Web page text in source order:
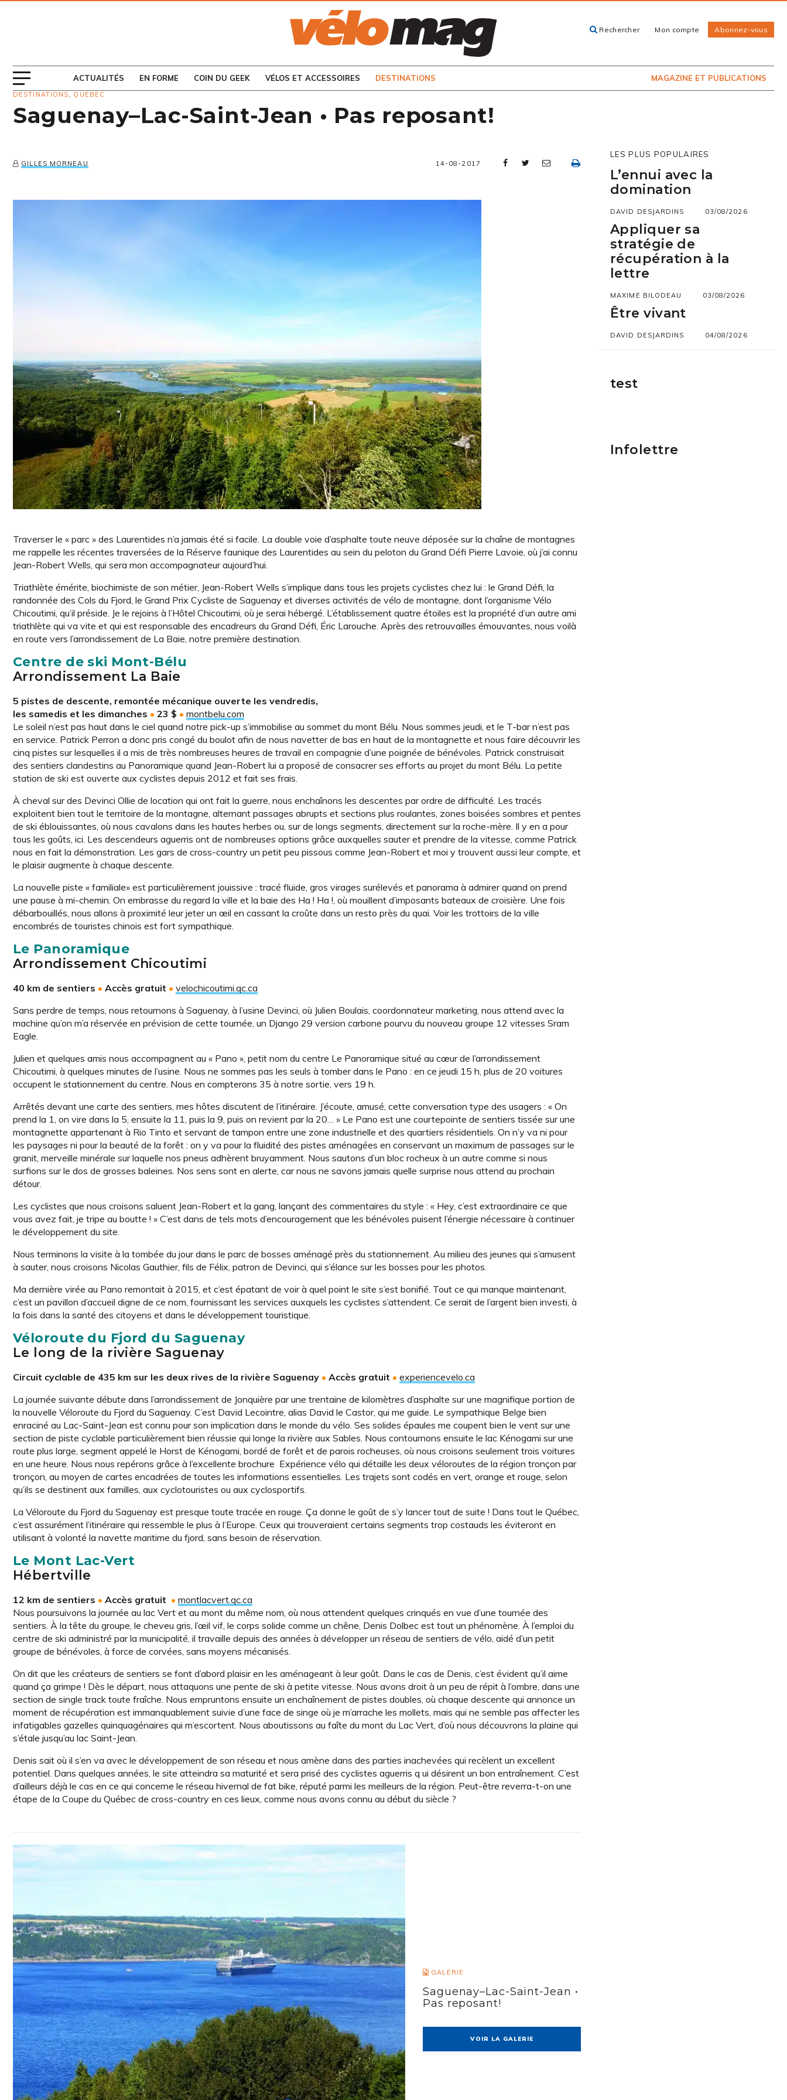
Rechercher Mon compte Abonnez-vous
ACTUALITÉS EN FORME COIN DU GEEK VÉLOS ET ACCESSOIRES DESTINATIONS MAGAZINE ET PUBLICATIONS
CONSULTEZ LES
EN KIOSQUE
DESTINATIONS, QUÉBEC
Saguenay–Lac-Saint-Jean • Pas reposant!
GILLES MORNEAU 14-08-2017
Traverser le « parc » des Laurentides n’a jamais été si facile. La double voie d’asphalte toute neuve déposée sur la chaîne de montagnes
me rappelle les récentes traversées de la Réserve faunique des Laurentides au sein du peloton du Grand Défi Pierre Lavoie, où j’ai connu
Jean-Robert Wells, qui sera mon accompagnateur aujourd’hui.
Triathlète émérite, biochimiste de son métier, Jean-Robert Wells s’implique dans tous les projets cyclistes chez lui : le Grand Défi, la
randonnée des Cols du Fjord, le Grand Prix Cycliste de Saguenay et diverses activités de vélo de montagne, dont l’organisme Vélo
Chicoutimi, qu’il préside. Je le rejoins à l’Hôtel Chicoutimi, où je serai hébergé. L’établissement quatre étoiles est la propriété d’un autre ami
triathlète qui va vite et qui est responsable des encadreurs du Grand Défi, Éric Larouche. Après des retrouvailles émouvantes, nous voilà
en route vers l’arrondissement de La Baie, notre première destination.
Centre de ski Mont-Bélu
Arrondissement La Baie
5 pistes de descente, remontée mécanique ouverte les vendredis,
les samedis et les dimanches • 23 $ • montbelu.com
Le soleil n’est pas haut dans le ciel quand notre pick-up s’immobilise au sommet du mont Bélu. Nous sommes jeudi, et le T-bar n’est pas
en service. Patrick Perron a donc pris congé du boulot afin de nous navetter de bas en haut de la montagnette et nous faire découvrir les
cinq pistes sur lesquelles il a mis de très nombreuses heures de travail en compagnie d’une poignée de bénévoles. Patrick construisait
des sentiers clandestins au Panoramique quand Jean-Robert lui a proposé de consacrer ses efforts au projet du mont Bélu. La petite
station de ski est ouverte aux cyclistes depuis 2012 et fait ses frais.
À cheval sur des Devinci Ollie de location qui ont fait la guerre, nous enchaînons les descentes par ordre de difficulté. Les tracés
exploitent bien tout le territoire de la montagne, alternant passages abrupts et sections plus roulantes, zones boisées sombres et pentes
de ski éblouissantes, où nous cavalons dans les hautes herbes ou, sur de longs segments, directement sur la roche-mère. Il y en a pour
tous les goûts, ici. Les descendeurs aguerris ont de nombreuses options grâce auxquelles sauter et prendre de la vitesse, comme Patrick
nous en fait la démonstration. Les gars de cross-country un petit peu pissous comme Jean-Robert et moi y trouvent aussi leur compte, et
le plaisir augmente à chaque descente.
La nouvelle piste « familiale» est particulièrement jouissive : tracé fluide, gros virages surélevés et panorama à admirer quand on prend
une pause à mi-chemin. On embrasse du regard la ville et la baie des Ha ! Ha !, où mouillent d’imposants bateaux de croisière. Une fois
débarbouillés, nous allons à proximité leur jeter un œil en cassant la croûte dans un resto près du quai. Voir les trottoirs de la ville
encombrés de touristes chinois est fort sympathique.
Le Panoramique
Arrondissement Chicoutimi
40 km de sentiers • Accès gratuit • velochicoutimi.qc.ca
Sans perdre de temps, nous retournons à Saguenay, à l’usine Devinci, où Julien Boulais, coordonnateur marketing, nous attend avec la
machine qu’on m’a réservée en prévision de cette tournée, un Django 29 version carbone pourvu du nouveau groupe 12 vitesses Sram
Eagle.
Julien et quelques amis nous accompagnent au « Pano », petit nom du centre Le Panoramique situé au cœur de l’arrondissement
Chicoutimi, à quelques minutes de l’usine. Nous ne sommes pas les seuls à tomber dans le Pano : en ce jeudi 15 h, plus de 20 voitures
occupent le stationnement du centre. Nous en compterons 35 à notre sortie, vers 19 h.
Arrêtés devant une carte des sentiers, mes hôtes discutent de l’itinéraire. J’écoute, amusé, cette conversation type des usagers : « On
prend la 1, on vire dans la 5, ensuite la 11, puis la 9, puis on revient par la 20… » Le Pano est une courtepointe de sentiers tissée sur une
montagnette appartenant à Rio Tinto et servant de tampon entre une zone industrielle et des quartiers résidentiels. On n’y va ni pour
les paysages ni pour la beauté de la forêt : on y va pour la fluidité des pistes aménagées en conservant un maximum de passages sur le
granit, merveille minérale sur laquelle nos pneus adhèrent bruyamment. Nous sautons d’un bloc rocheux à un autre comme si nous
surfions sur le dos de grosses baleines. Nos sens sont en alerte, car nous ne savons jamais quelle surprise nous attend au prochain
détour.
Les cyclistes que nous croisons saluent Jean-Robert et la gang, lançant des commentaires du style : « Hey, c’est extraordinaire ce que
vous avez fait, je tripe au boutte ! » C’est dans de tels mots d’encouragement que les bénévoles puisent l’énergie nécessaire à continuer
le développement du site.
Nous terminons la visite à la tombée du jour dans le parc de bosses aménagé près du stationnement. Au milieu des jeunes qui s’amusent
à sauter, nous croisons Nicolas Gauthier, fils de Félix, patron de Devinci, qui s’élance sur les bosses pour les photos.
Ma dernière virée au Pano remontait à 2015, et c’est épatant de voir à quel point le site s’est bonifié. Tout ce qui manque maintenant,
c’est un pavillon d’accueil digne de ce nom, fournissant les services auxquels les cyclistes s’attendent. Ce serait de l’argent bien investi, à
la fois dans la santé des citoyens et dans le développement touristique.
Véloroute du Fjord du Saguenay
Le long de la rivière Saguenay
Circuit cyclable de 435 km sur les deux rives de la rivière Saguenay • Accès gratuit • experiencevelo.ca
La journée suivante débute dans l’arrondissement de Jonquière par une trentaine de kilomètres d’asphalte sur une magnifique portion de
la nouvelle Véloroute du Fjord du Saguenay. C’est ­David Lecointre, alias David le Castor, qui me guide. Le sympathique Belge bien
enraciné au Lac-Saint-Jean est connu pour son implication dans le monde du vélo. Ses solides épaules me coupent bien le vent sur une
section de piste cyclable particulièrement bien réussie qui longe la rivière aux Sables. Nous contournons ensuite le lac Kénogami sur une
route plus large, segment appelé le Horst de Kénogami, bordé de forêt et de parois rocheuses, où nous croisons seulement trois voitures
en une heure. Nous nous repérons grâce à l’excellente brochure Expérience vélo qui détaille les deux véloroutes de la région tronçon par
tronçon, au moyen de cartes encadrées de toutes les informations essentielles. Les trajets sont codés en vert, orange et rouge, selon
qu’ils se destinent aux familles, aux cyclotouristes ou aux cyclosportifs.
La Véloroute du Fjord du Saguenay est presque toute tracée en rouge. Ça donne le goût de s’y lancer tout de suite ! Dans tout le Québec,
c’est assurément l’itinéraire qui ressemble le plus à l’Europe. Ceux qui trouveraient certains segments trop costauds les éviteront en
utilisant à volonté la navette maritime du fjord, sans besoin de réservation.
Le Mont Lac-Vert
Hébertville
12 km de sentiers • Accès gratuit • montlacvert.qc.ca
Nous poursuivons la journée au lac Vert et au mont du même nom, où nous attendent quelques crinqués en vue d’une tournée des
sentiers. À la tête du groupe, le cheveu gris, l’œil vif, le corps solide comme un chêne, Denis Dolbec est tout un phénomène. À l’emploi du
centre de ski administré par la municipalité, il travaille depuis des années à développer un réseau de sentiers de vélo, aidé d’un petit
groupe de bénévoles, à force de corvées, sans moyens mécanisés.
On dit que les créateurs de sentiers se font d’abord plaisir en les aménageant à leur goût. Dans le cas de Denis, c’est évident qu’il aime
quand ça grimpe ! Dès le départ, nous attaquons une pente de ski à petite vitesse. Nous avons droit à un peu de répit à l’ombre, dans une
section de single track toute fraîche. Nous empruntons ensuite un enchaînement de pistes doubles, où chaque descente qui annonce un
moment de récupération est immanquablement suivie d’une face de singe où je m’arrache les mollets, mais qui ne semble pas affecter les
infatigables gazelles quinquagénaires qui m’escortent. Nous aboutissons au faîte du mont du Lac Vert, d’où nous découvrons la plaine qui
s’étale jusqu’au lac Saint-Jean.
Denis sait où il s’en va avec le développement de son réseau et nous amène dans des parties inachevées qui recèlent un excellent
potentiel. Dans quelques années, le site atteindra sa maturité et sera prisé des cyclistes aguerris q ui désirent un bon entraînement. C’est
d’ailleurs déjà le cas en ce qui concerne le réseau hivernal de fat bike, réputé parmi les meilleurs de la région. Peut-être reverra-t-on une
étape de la Coupe du Québec de cross-country en ces lieux, comme nous avons connu au début du siècle ?
GALERIE
Saguenay–Lac-Saint-Jean •
Pas reposant!
VOIR LA GALERIE
LES PLUS POPULAIRES
L’ennui avec la
domination
DAVID DESJARDINS 03/08/2026
Appliquer sa
stratégie de
récupération à la
lettre
MAXIME BILODEAU 03/08/2026
Être vivant
DAVID DESJARDINS 04/08/2026
test
Infolettre